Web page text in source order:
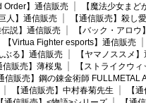
Order】通信販売
【魔法少女ま
人】通信販売
【通信販売】殺し愛
伝説】通信販売
【バック・アロウ
【Virtua Fighter esports】通信販売
ぶる】通信販売
【ヤマノススメ
信販売】薄桜鬼
【ストライクウ
信販売】鋼の錬金術師 FULLMETAL
【通信販売】中村春菊先生
【